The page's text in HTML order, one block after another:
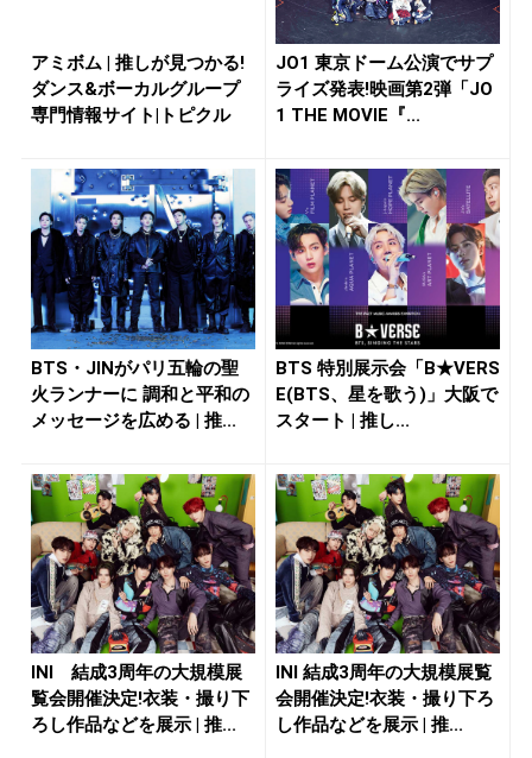
アミボム | 推しが見つかる!
ダンス&ボーカルグループ
専門情報サイト|トピクル
JO1 東京ドーム公演でサプ
ライズ発表!映画第2弾「JO
1 THE MOVIE『...
BTS・JINがパリ五輪の聖
火ランナーに 調和と平和の
メッセージを広める | 推...
BTS 特別展示会「B★VERS
E(BTS、星を歌う)」大阪で
スタート | 推し...
INI 結成3周年の大規模展
覧会開催決定!衣装・撮り下
ろし作品などを展示 | 推...
INI 結成3周年の大規模展覧
会開催決定!衣装・撮り下ろ
し作品などを展示 | 推...